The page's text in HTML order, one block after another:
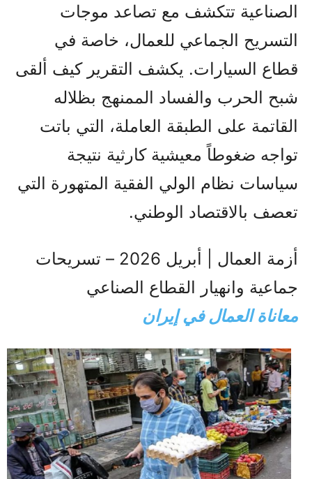
الصناعية تتكشف مع تصاعد موجات
التسريح الجماعي للعمال، خاصة في
قطاع السيارات. يكشف التقرير كيف ألقى
شبح الحرب والفساد الممنهج بظلاله
القاتمة على الطبقة العاملة، التي باتت
تواجه ضغوطاً معيشية كارثية نتيجة
سياسات نظام الولي الفقیة المتهورة التي
تعصف بالاقتصاد الوطني.
أزمة العمال | أبريل 2026 – تسريحات
جماعية وانهيار القطاع الصناعي
معاناة العمال في إيران